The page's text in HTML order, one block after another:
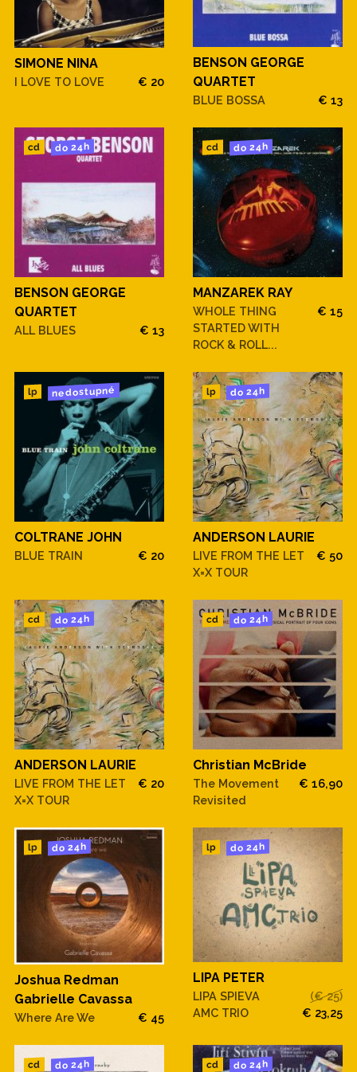
SIMONE NINA
I LOVE TO LOVE € 20
BENSON GEORGE
QUARTET
BLUE BOSSA € 13
cd do 24h
BENSON GEORGE
QUARTET
ALL BLUES € 13
cd do 24h
MANZAREK RAY
WHOLE THING
STARTED WITH
ROCK & ROLL...
€ 15
lp nedostupné
COLTRANE JOHN
BLUE TRAIN € 20
lp do 24h
ANDERSON LAURIE
LIVE FROM THE LET
X=X TOUR
€ 50
cd do 24h
ANDERSON LAURIE
LIVE FROM THE LET
X=X TOUR
€ 20
cd do 24h
Christian McBride
The Movement
Revisited
€ 16,90
lp do 24h
Joshua Redman
Gabrielle Cavassa
Where Are We € 45
lp do 24h
LIPA PETER
LIPA SPIEVA
AMC TRIO
(€ 25)
€ 23,25
cd do 24h cd do 24h